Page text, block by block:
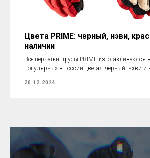
Цвета PRIME: черный, нэви,
наличии
Все перчатки, трусы PRIME изготавливаются
популярных в России цветах: черный, нэви и
20.12.2024